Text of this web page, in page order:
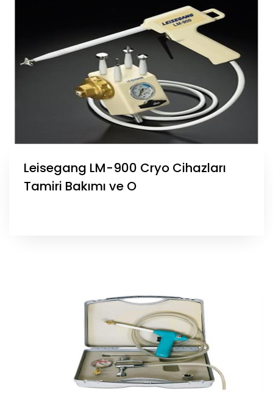
Leisegang LM-900 Cryo Cihazları
Tamiri Bakımı ve O